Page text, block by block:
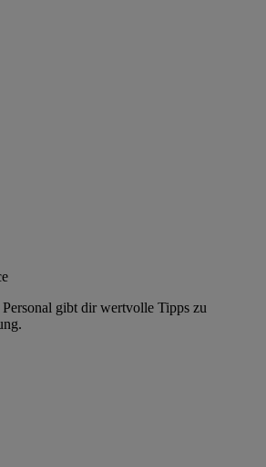
Personal gibt dir wertvolle Tipps zu